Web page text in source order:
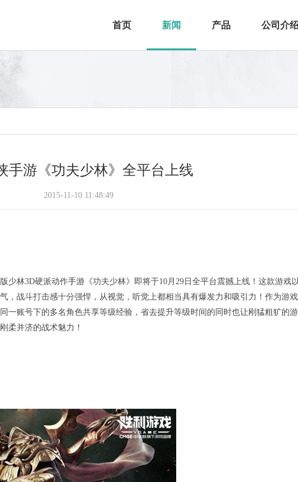
首页 新闻 产品 公司介
手游《功夫少林》全平台上线
2015-11-10 11:48:49
少林3D硬派动作手游《功夫少林》即将于10月29日全平台震撼上线！这款游戏
，战斗打击感十分强悍，从视觉，听觉上都相当具有爆发力和吸引力！作为游
一账号下的多名角色共享等级经验，省去提升等级时间的同时也让刚猛粗犷的
柔并济的战术魅力！